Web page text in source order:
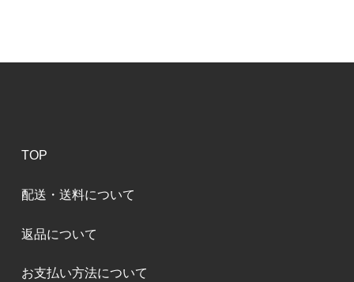
TOP
配送・送料について
返品について
お支払い方法について